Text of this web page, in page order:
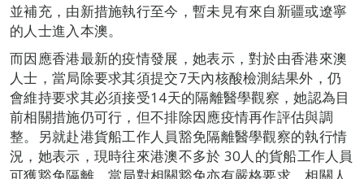
並補充，由新措施執行至今，暫未見有來自新疆或遼寧
的人士進入本澳。
而因應香港最新的疫情發展，她表示，對於由香港來澳
人士，當局除要求其須提交7天內核酸檢測結果外，仍
會維持要求其必須接受14天的隔離醫學觀察，她認為目
前相關措施仍可行，但不排除因應疫情再作評估與調
整。另就赴港貨船工作人員豁免隔離醫學觀察的執行情
況，她表示，現時往來港澳不多於 30人的貨船工作人員
可獲豁免隔離，當局對相關豁免亦有嚴格要求，相關人